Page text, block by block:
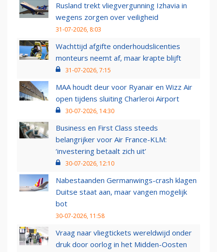
Rusland trekt vliegvergunning Izhavia in
wegens zorgen over veiligheid
31-07-2026, 8:03
Wachttijd afgifte onderhoudslicenties
monteurs neemt af, maar krapte blijft
31-07-2026, 7:15
MAA houdt deur voor Ryanair en Wizz Air
open tijdens sluiting Charleroi Airport
30-07-2026, 14:30
Business en First Class steeds
belangrijker voor Air France-KLM:
‘investering betaalt zich uit’
30-07-2026, 12:10
Nabestaanden Germanwings-crash klagen
Duitse staat aan, maar vangen mogelijk
bot
30-07-2026, 11:58
Vraag naar vliegtickets wereldwijd onder
druk door oorlog in het Midden-Oosten